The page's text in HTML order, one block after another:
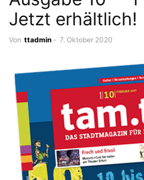
Jetzt erhältlich!
Von ttadmin - 7. Oktober 2020